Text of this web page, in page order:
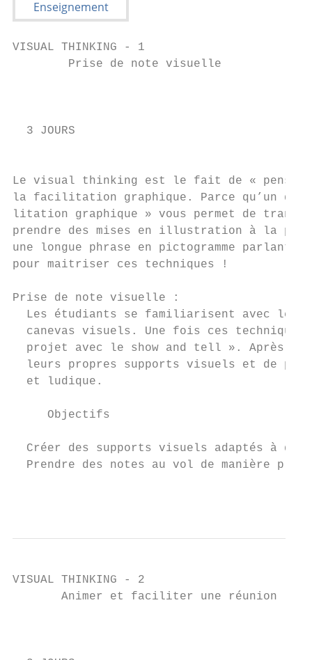
VISUAL THINKING - 1
        Prise de note visuelle
  3 JOURS
Le visual thinking est le fait de «
la facilitation graphique. Parce qu’un
litation graphique » vous permet de
prendre des mises en illustration à la
une longue phrase en pictogramme
pour maitriser ces techniques !
Prise de note visuelle :
Les étudiants se familiarisent avec les
canevas visuels. Une fois ces
projet avec le show and tell ». Après
leurs propres supports visuels et de
  et ludique.
     Objectifs
Créer des supports visuels adaptés à
Prendre des notes au vol de manière plus
VISUAL THINKING - 2
       Animer et faciliter une réunion